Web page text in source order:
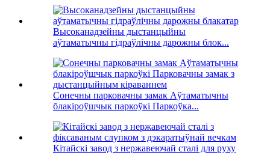
Высоканадзейны дыстанцыйны
аўтаматычны гідраўлічны дарожны блок...
Сонечны парковачны замак Аўтаматычны
блакіроўшчык паркоўкі Паркоўка...
Кітайскі завод з нержавеючай сталі для руху